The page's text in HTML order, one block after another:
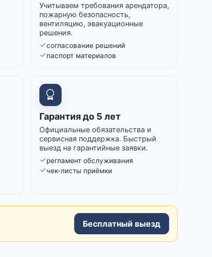
Учитываем требования арендатора,
пожарную безопасность,
вентиляцию, эвакуационные
решения.
согласование решений
паспорт материалов
Гарантия до 5 лет
Официальные обязательства и
сервисная поддержка. Быстрый
выезд на гарантийные заявки.
регламент обслуживания
чек-листы приёмки
Бесплатный выезд